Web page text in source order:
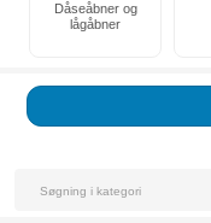
Dåseåbner og
lågåbner